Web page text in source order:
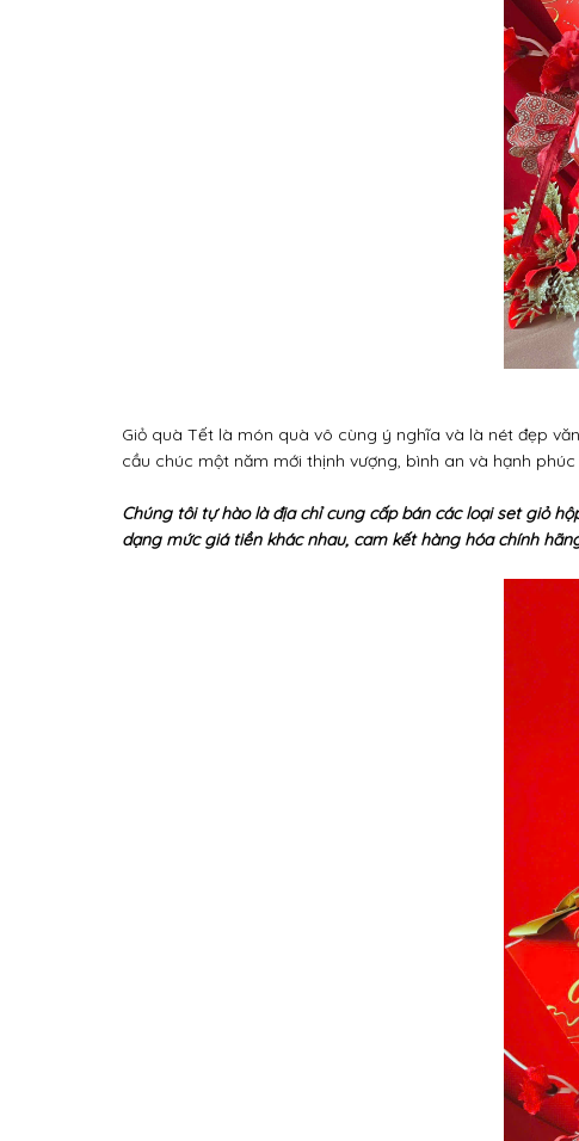
Giỏ quà Tết là món quà vô cùng ý nghĩa và là nét đẹp
cầu chúc một năm mới thịnh vượng, bình an và hạnh
Chúng tôi tự hào là địa chỉ cung cấp bán các loại set giỏ
dạng mức giá tiền khác nhau, cam kết hàng hóa chính